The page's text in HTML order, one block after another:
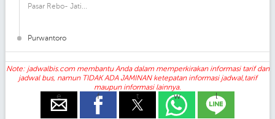
Pasar Rebo- Jati...
Purwantoro
Note: jadwalbis.com membantu Anda dalam memperkirakan informasi tarif dan
jadwal bus, namun TIDAK ADA JAMINAN ketepatan informasi jadwal,tarif
maupun informasi lainnya.
e f t w l